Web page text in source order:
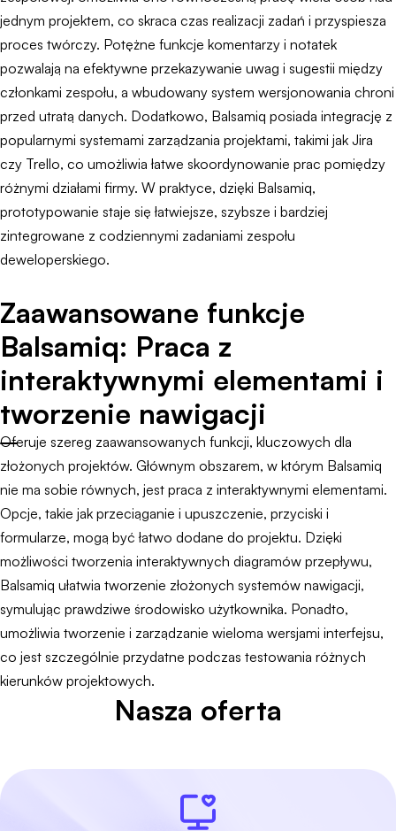
jednym projektem, co skraca czas realizacji zadań i przyspiesza
proces twórczy. Potężne funkcje komentarzy i notatek
pozwalają na efektywne przekazywanie uwag i sugestii między
członkami zespołu, a wbudowany system wersjonowania chroni
przed utratą danych. Dodatkowo, Balsamiq posiada integrację z
popularnymi systemami zarządzania projektami, takimi jak Jira
czy Trello, co umożliwia łatwe skoordynowanie prac pomiędzy
różnymi działami firmy. W praktyce, dzięki Balsamiq,
prototypowanie staje się łatwiejsze, szybsze i bardziej
zintegrowane z codziennymi zadaniami zespołu
deweloperskiego.
Zaawansowane funkcje
Balsamiq: Praca z
interaktywnymi elementami i
tworzenie nawigacji
Oferuje szereg zaawansowanych funkcji, kluczowych dla
złożonych projektów. Głównym obszarem, w którym Balsamiq
nie ma sobie równych, jest praca z interaktywnymi elementami.
Opcje, takie jak przeciąganie i upuszczenie, przyciski i
formularze, mogą być łatwo dodane do projektu. Dzięki
możliwości tworzenia interaktywnych diagramów przepływu,
Balsamiq ułatwia tworzenie złożonych systemów nawigacji,
symulując prawdziwe środowisko użytkownika. Ponadto,
umożliwia tworzenie i zarządzanie wieloma wersjami interfejsu,
co jest szczególnie przydatne podczas testowania różnych
kierunków projektowych.
Nasza oferta